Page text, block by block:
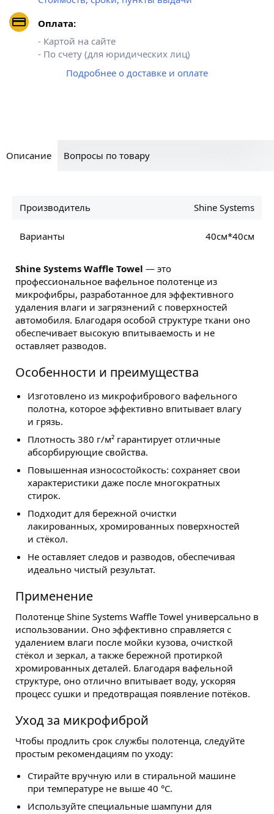
Оплата:
- Картой на сайте
- По счету (для юридических лиц)
Подробнее о доставке и оплате
Описание Вопросы по товару
Производитель Shine Systems
Варианты 40см*40см
Shine Systems Waffle Towel — это
профессиональное вафельное полотенце из
микрофибры, разработанное для эффективного
удаления влаги и загрязнений с поверхностей
автомобиля. Благодаря особой структуре ткани оно
обеспечивает высокую впитываемость и не
оставляет разводов.
Особенности и преимущества
Изготовлено из микрофибрового вафельного
полотна, которое эффективно впитывает влагу
и грязь.
Плотность 380 г/м² гарантирует отличные
абсорбирующие свойства.
Повышенная износостойкость: сохраняет свои
характеристики даже после многократных
стирок.
Подходит для бережной очистки
лакированных, хромированных поверхностей
и стёкол.
Не оставляет следов и разводов, обеспечивая
идеально чистый результат.
Применение
Полотенце Shine Systems Waffle Towel универсально в
использовании. Оно эффективно справляется с
удалением влаги после мойки кузова, очисткой
стёкол и зеркал, а также бережной протиркой
хромированных деталей. Благодаря вафельной
структуре, оно отлично впитывает воду, ускоряя
процесс сушки и предотвращая появление потёков.
Уход за микрофиброй
Чтобы продлить срок службы полотенца, следуйте
простым рекомендациям по уходу:
Стирайте вручную или в стиральной машине
при температуре не выше 40 °C.
Используйте специальные шампуни для